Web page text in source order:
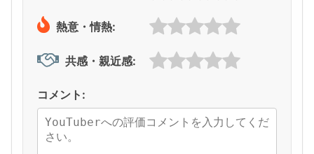
熱意・情熱:
共感・親近感:
コメント: